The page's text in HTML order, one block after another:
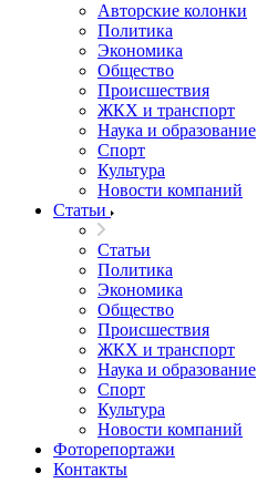
Авторские колонки
Политика
Экономика
Общество
Происшествия
ЖКХ и транспорт
Наука и образование
Спорт
Культура
Новости компаний
Статьи
Статьи
Политика
Экономика
Общество
Происшествия
ЖКХ и транспорт
Наука и образование
Спорт
Культура
Новости компаний
Фоторепортажи
Контакты